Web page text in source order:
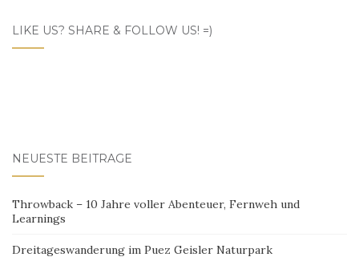
LIKE US? SHARE & FOLLOW US! =)
NEUESTE BEITRÄGE
Throwback – 10 Jahre voller Abenteuer, Fernweh und
Learnings
Dreitageswanderung im Puez Geisler Naturpark